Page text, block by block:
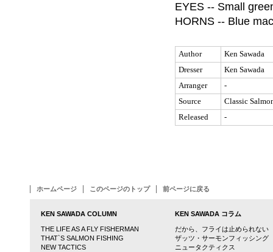
EYES -- Small
HORNS -- Blue
Author
Ken Sawada
Dresser
Ken Sawada
Arranger
-
Source
Classic
Released
-
ホームページ このページのトップ 前ページに戻る
KEN SAWADA COLUMN
THE LIFE AS A FLY FISHERMAN
THAT`S SALMON FISHING
NEW TACTICS
KEN SAWADA コラム
だから、フライは止められない
ザッツ・サーモンフィッシング
ニュータクティクス